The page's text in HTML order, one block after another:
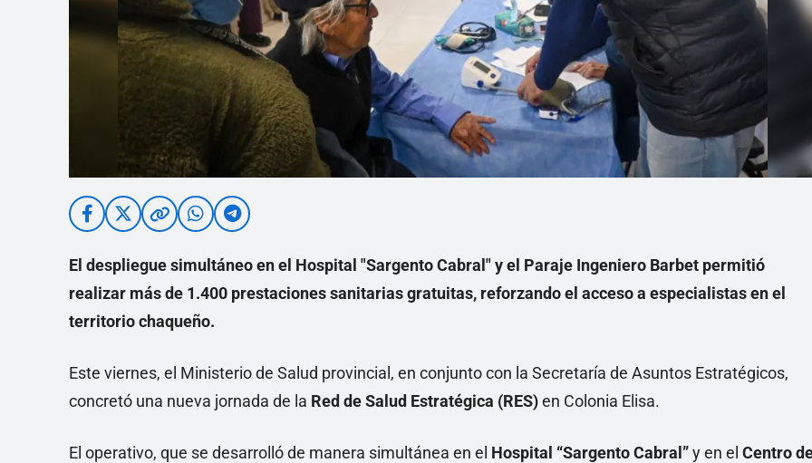
El despliegue simultáneo en el Hospital "Sargento Cabral" y el Paraje Ingeniero Barbet permitió
realizar más de 1.400 prestaciones sanitarias gratuitas, reforzando el acceso a especialistas en el
territorio chaqueño.
Este viernes, el Ministerio de Salud provincial, en conjunto con la Secretaría de Asuntos Estratégicos,
concretó una nueva jornada de la Red de Salud Estratégica (RES)en Colonia Elisa.
El operativo, que se desarrolló de manera simultánea en el Hospital “Sargento Cabral”y en el Centro